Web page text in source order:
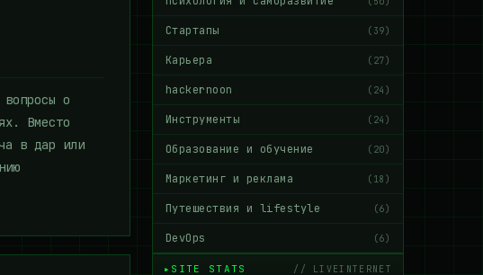
вопросы о
Вместо
в дар или
Стартапы (39)
Карьера (27)
hackernoon (24)
Инструменты (24)
Образование и обучение (20)
Маркетинг и реклама (18)
Путешествия и lifestyle (6)
DevOps (6)
SITE STATS // LIVEINTERNET